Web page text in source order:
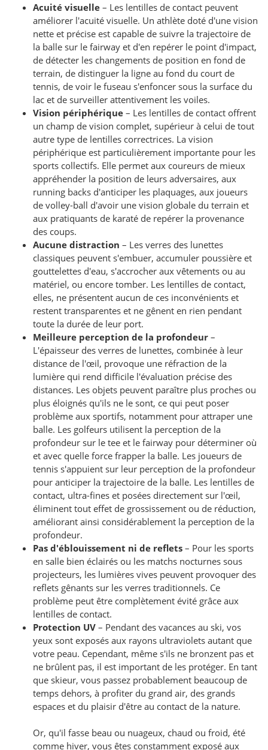
Acuité visuelle – Les lentilles de contact peuvent
améliorer l'acuité visuelle. Un athlète doté d'une vision
nette et précise est capable de suivre la trajectoire de
la balle sur le fairway et d'en repérer le point d'impact,
de détecter les changements de position en fond de
terrain, de distinguer la ligne au fond du court de
tennis, de voir le fuseau s'enfoncer sous la surface du
lac et de surveiller attentivement les voiles.
Vision périphérique – Les lentilles de contact offrent
un champ de vision complet, supérieur à celui de tout
autre type de lentilles correctrices. La vision
périphérique est particulièrement importante pour les
sports collectifs. Elle permet aux coureurs de mieux
appréhender la position de leurs adversaires, aux
running backs d'anticiper les plaquages, aux joueurs
de volley-ball d'avoir une vision globale du terrain et
aux pratiquants de karaté de repérer la provenance
des coups.
Aucune distraction – Les verres des lunettes
classiques peuvent s'embuer, accumuler poussière et
gouttelettes d'eau, s'accrocher aux vêtements ou au
matériel, ou encore tomber. Les lentilles de contact,
elles, ne présentent aucun de ces inconvénients et
restent transparentes et ne gênent en rien pendant
toute la durée de leur port.
Meilleure perception de la profondeur –
L'épaisseur des verres de lunettes, combinée à leur
distance de l'œil, provoque une réfraction de la
lumière qui rend difficile l'évaluation précise des
distances. Les objets peuvent paraître plus proches ou
plus éloignés qu'ils ne le sont, ce qui peut poser
problème aux sportifs, notamment pour attraper une
balle. Les golfeurs utilisent la perception de la
profondeur sur le tee et le fairway pour déterminer où
et avec quelle force frapper la balle. Les joueurs de
tennis s'appuient sur leur perception de la profondeur
pour anticiper la trajectoire de la balle. Les lentilles de
contact, ultra-fines et posées directement sur l'œil,
éliminent tout effet de grossissement ou de réduction,
améliorant ainsi considérablement la perception de la
profondeur.
Pas d'éblouissement ni de reflets – Pour les sports
en salle bien éclairés ou les matchs nocturnes sous
projecteurs, les lumières vives peuvent provoquer des
reflets gênants sur les verres traditionnels. Ce
problème peut être complètement évité grâce aux
lentilles de contact.
Protection UV – Pendant des vacances au ski, vos
yeux sont exposés aux rayons ultraviolets autant que
votre peau. Cependant, même s'ils ne bronzent pas et
ne brûlent pas, il est important de les protéger. En tant
que skieur, vous passez probablement beaucoup de
temps dehors, à profiter du grand air, des grands
espaces et du plaisir d'être au contact de la nature.
Or, qu'il fasse beau ou nuageux, chaud ou froid, été
comme hiver, vous êtes constamment exposé aux